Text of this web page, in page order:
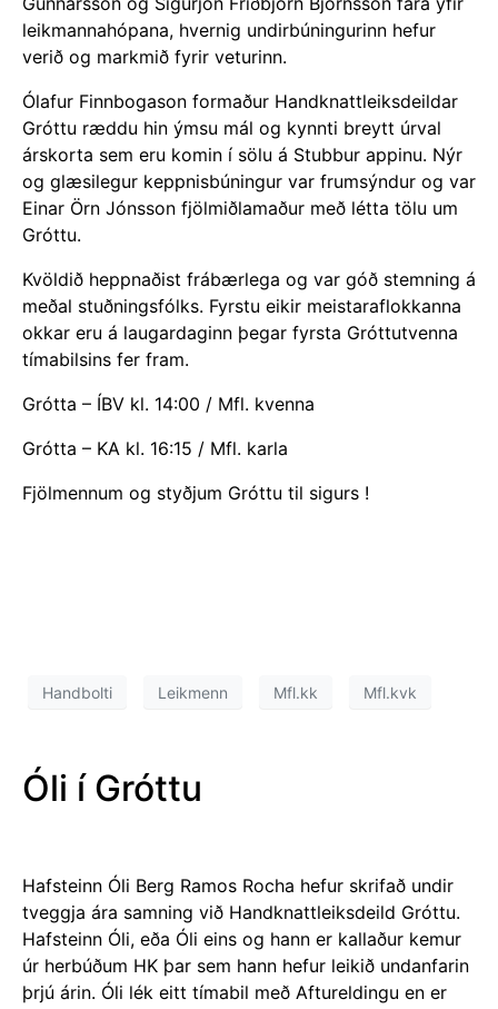
leikmannahópana, hvernig undirbúningurinn hefur
verið og markmið fyrir veturinn.
Ólafur Finnbogason formaður Handknattleiksdeildar
Gróttu ræddu hin ýmsu mál og kynnti breytt úrval
árskorta sem eru komin í sölu á Stubbur appinu. Nýr
og glæsilegur keppnisbúningur var frumsýndur og var
Einar Örn Jónsson fjölmiðlamaður með létta tölu um
Gróttu.
Kvöldið heppnaðist frábærlega og var góð stemning á
meðal stuðningsfólks. Fyrstu eikir meistaraflokkanna
okkar eru á laugardaginn þegar fyrsta Gróttutvenna
tímabilsins fer fram.
Grótta – ÍBV kl. 14:00 / Mfl. kvenna
Grótta – KA kl. 16:15 / Mfl. karla
Fjölmennum og styðjum Gróttu til sigurs !
Handbolti Leikmenn Mfl.kk Mfl.kvk
Óli í Gróttu
Hafsteinn Óli Berg Ramos Rocha hefur skrifað undir
tveggja ára samning við Handknattleiksdeild Gróttu.
Hafsteinn Óli, eða Óli eins og hann er kallaður kemur
úr herbúðum HK þar sem hann hefur leikið undanfarin
þrjú árin. Óli lék eitt tímabil með Aftureldingu en er